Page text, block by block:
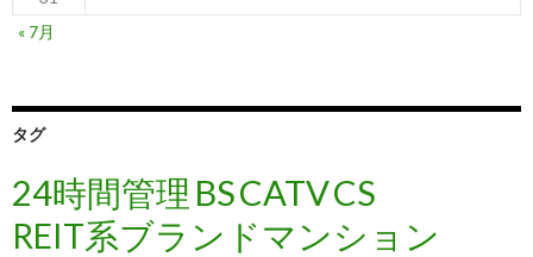
« 7月
タグ
24時間管理 BSCATVCS
REIT系ブランドマンション